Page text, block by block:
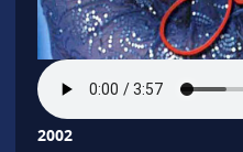
2002